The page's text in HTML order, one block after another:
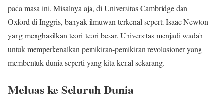
pada masa ini. Misalnya aja, di Universitas Cambridge dan
Oxford di Inggris, banyak ilmuwan terkenal seperti Isaac Newton
yang menghasilkan teori-teori besar. Universitas menjadi wadah
untuk memperkenalkan pemikiran-pemikiran revolusioner yang
membentuk dunia seperti yang kita kenal sekarang.
Meluas ke Seluruh Dunia